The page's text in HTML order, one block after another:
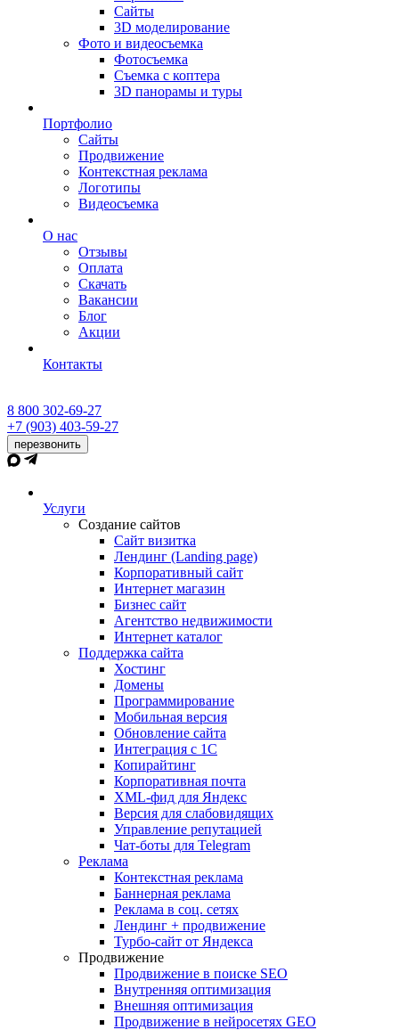
Сайты
3D моделирование
Фото и видеосъемка
Фотосъемка
Съемка с коптера
3D панорамы и туры
Портфолио
Сайты
Продвижение
Контекстная реклама
Логотипы
Видеосъемка
О нас
Отзывы
Оплата
Скачать
Вакансии
Блог
Акции
Контакты
8 800 302-69-27
+7 (903) 403-59-27
перезвонить
Услуги
Создание сайтов
Сайт визитка
Лендинг (Landing page)
Корпоративный сайт
Интернет магазин
Бизнес сайт
Агентство недвижимости
Интернет каталог
Поддержка сайта
Хостинг
Домены
Программирование
Мобильная версия
Обновление сайта
Интеграция с 1С
Копирайтинг
Корпоративная почта
XML-фид для Яндекс
Версия для слабовидящих
Управление репутацией
Чат-боты для Telegram
Реклама
Контекстная реклама
Баннерная реклама
Реклама в соц. сетях
Лендинг + продвижение
Турбо-сайт от Яндекса
Продвижение
Продвижение в поиске SEO
Внутренняя оптимизация
Внешняя оптимизация
Продвижение в нейросетях GEO